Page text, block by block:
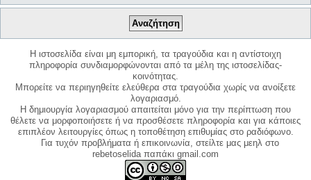
Η ιστοσελίδα είναι μη εμπορική, τα τραγούδια και η αντίστοιχη
πληροφορία συνδιαμορφώνονται από τα μέλη της ιστοσελίδας-
κοινότητας.
Μπορείτε να περιηγηθείτε ελεύθερα στα τραγούδια χωρίς να ανοίξετε
λογαριασμό.
Η δημιουργία λογαριασμού απαιτείται μόνο για την περίπτωση που
θέλετε να μορφοποιήσετε ή να προσθέσετε πληροφορία και για κάποιες
επιπλέον λειτουργίες όπως η τοποθέτηση επιθυμίας στο ραδιόφωνο.
Για τυχόν προβλήματα ή επικοινωνία, στείλτε μας μεηλ στο
rebetoselida παπάκι gmail.com